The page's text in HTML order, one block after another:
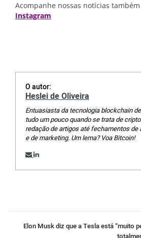
Acompanhe nossas notícias
Instagram
O autor:
Heslei de Oliveira
Entuasiasta da tecnologia blockchain
tudo um pouco quando se trata de
redação de artigos até fechamentos
e de marketing. Um lema? Voa Bitcoin!
Elon Musk diz que a Tesla está “muito